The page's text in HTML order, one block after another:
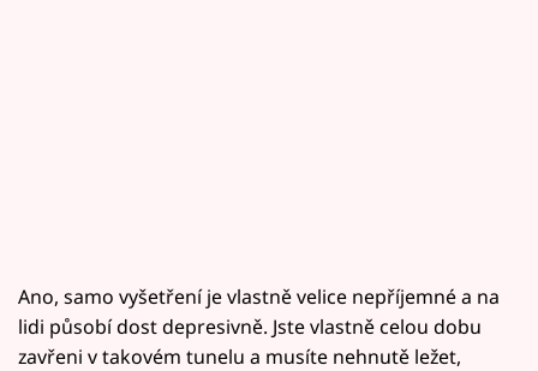
Ano, samo vyšetření je vlastně velice nepříjemné a na
lidi působí dost depresivně. Jste vlastně celou dobu
zavřeni v takovém tunelu a musíte nehnutě ležet,